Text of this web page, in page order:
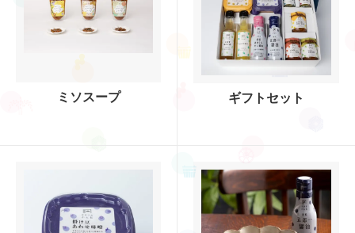
ミソスープ ギフトセット